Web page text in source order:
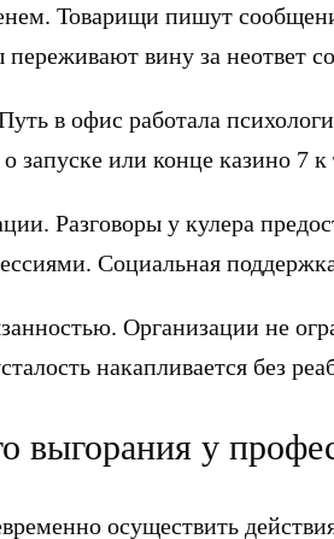
Товарищи пишут
вину за неответ
в офис работала
или конце казино 7 к
Разговоры у кулера
Социальная
Организации не
накапливается без
выгорания у
осуществить